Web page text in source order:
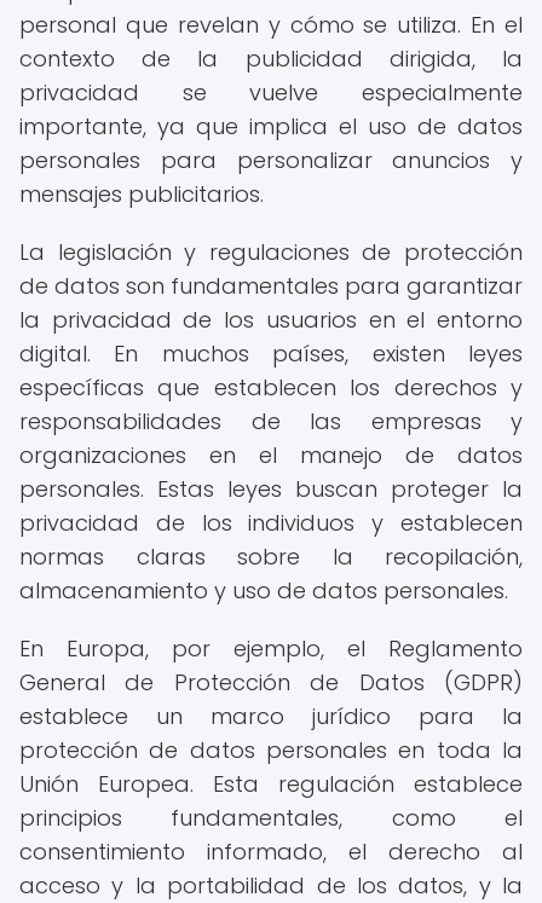
personal que revelan y cómo se utiliza. En el
contexto de la publicidad dirigida, la
privacidad se vuelve especialmente
importante, ya que implica el uso de datos
personales para personalizar anuncios y
mensajes publicitarios.
La legislación y regulaciones de protección
de datos son fundamentales para garantizar
la privacidad de los usuarios en el entorno
digital. En muchos países, existen leyes
específicas que establecen los derechos y
responsabilidades de las empresas y
organizaciones en el manejo de datos
personales. Estas leyes buscan proteger la
privacidad de los individuos y establecen
normas claras sobre la recopilación,
almacenamiento y uso de datos personales.
En Europa, por ejemplo, el Reglamento
General de Protección de Datos (GDPR)
establece un marco jurídico para la
protección de datos personales en toda la
Unión Europea. Esta regulación establece
principios fundamentales, como el
consentimiento informado, el derecho al
acceso y la portabilidad de los datos, y la